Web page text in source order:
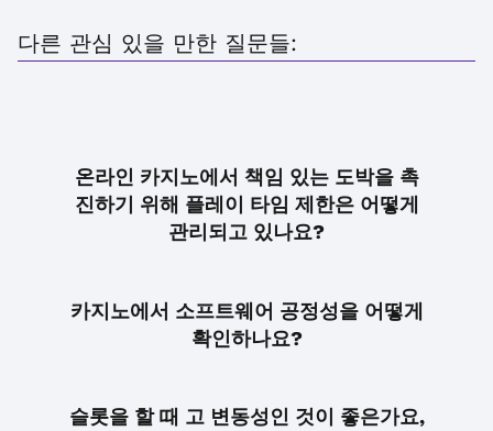
다른 관심 있을 만한 질문들:
온라인 카지노에서 책임 있는 도박을 촉
진하기 위해 플레이 타임 제한은 어떻게
관리되고 있나요?
카지노에서 소프트웨어 공정성을 어떻게
확인하나요?
슬롯을 할 때 고 변동성인 것이 좋은가요,